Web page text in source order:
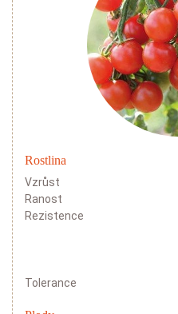
Rostlina
Vzrůst
Ranost
Rezistence
Tolerance